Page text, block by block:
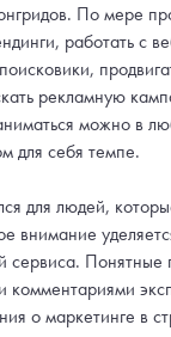
По мере
работать с
рекламную
можно в
для себя темпе.
для людей,
внимание
сервиса. Понятные
комментариями
о маркетинге в